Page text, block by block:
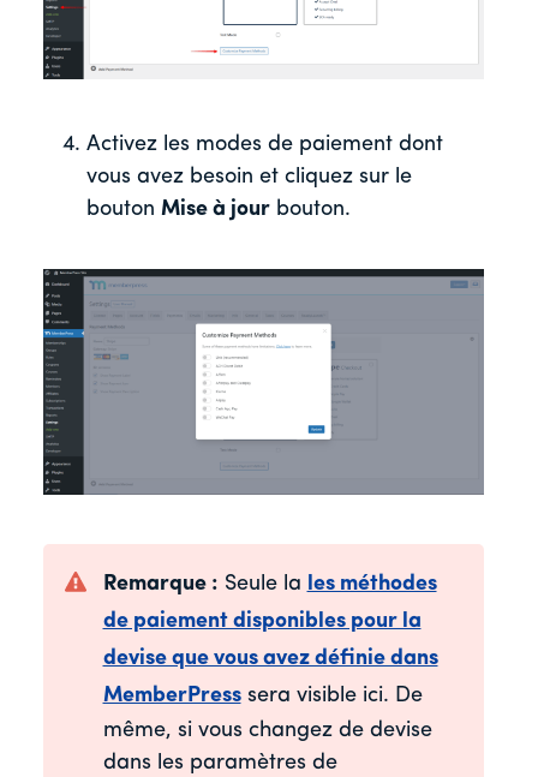
Activez les modes de paiement dont
vous avez besoin et cliquez sur le
bouton Mise à jour bouton.
Remarque : Seule la les méthodes
de paiement disponibles pour la
devise que vous avez définie dans
MemberPresssera visible ici. De
même, si vous changez de devise
dans les paramètres de